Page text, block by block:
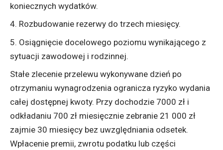
koniecznych wydatków.
Rozbudowanie rezerwy do trzech miesięcy.
Osiągnięcie docelowego poziomu wynikającego z
sytuacji zawodowej i rodzinnej.
Stałe zlecenie przelewu wykonywane dzień po
otrzymaniu wynagrodzenia ogranicza ryzyko wydania
całej dostępnej kwoty. Przy dochodzie 7000 zł i
odkładaniu 700 zł miesięcznie zebranie 21 000 zł
zajmie 30 miesięcy bez uwzględniania odsetek.
Wpłacenie premii, zwrotu podatku lub części